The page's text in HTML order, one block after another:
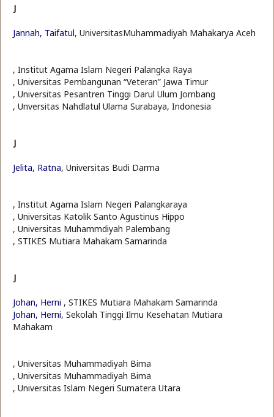
J
Jannah, Taifatul, UniversitasMuhammadiyah Mahakarya Aceh
, Institut Agama Islam Negeri Palangka Raya
, Universitas Pembangunan “Veteran” Jawa Timur
, Universitas Pesantren Tinggi Darul Ulum Jombang
, Unversitas Nahdlatul Ulama Surabaya, Indonesia
J
Jelita, Ratna, Universitas Budi Darma
, Institut Agama Islam Negeri Palangkaraya
, Universitas Katolik Santo Agustinus Hippo
, Universitas Muhammdiyah Palembang
, STIKES Mutiara Mahakam Samarinda
J
Johan, Herni , STIKES Mutiara Mahakam Samarinda
Johan, Herni, Sekolah Tinggi Ilmu Kesehatan Mutiara
Mahakam
, Universitas Muhammadiyah Bima
, Universitas Muhammadiyah Bima
, Universitas Islam Negeri Sumatera Utara